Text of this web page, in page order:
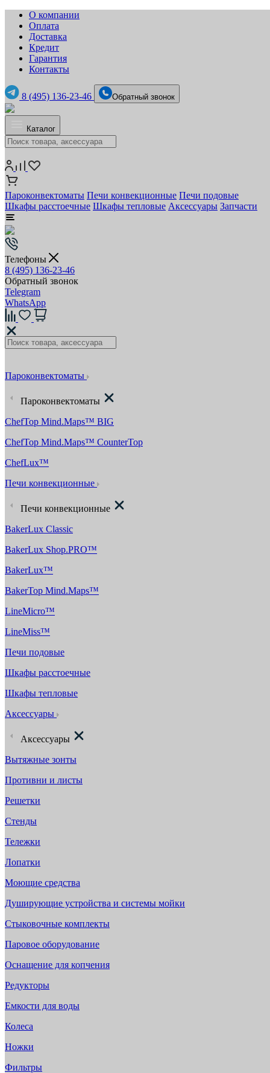
О компании
Оплата
Доставка
Кредит
Гарантия
Контакты
8 (495) 136-23-46 Обратный звонок
Каталог
Пароконвектоматы Печи конвекционные Печи подовые
Шкафы расстоечные Шкафы тепловые Аксессуары Запчасти
Телефоны
8 (495) 136-23-46
Обратный звонок
Telegram
WhatsApp
Пароконвектоматы
Пароконвектоматы
ChefTop Mind.Maps™ BIG
ChefTop Mind.Maps™ CounterTop
ChefLux™
Печи конвекционные
Печи конвекционные
BakerLux Classic
BakerLux Shop.PRO™
BakerLux™
BakerTop Mind.Maps™
LineMicro™
LineMiss™
Печи подовые
Шкафы расстоечные
Шкафы тепловые
Аксессуары
Аксессуары
Вытяжные зонты
Противни и листы
Решетки
Стенды
Тележки
Лопатки
Моющие средства
Душирующие устройства и системы мойки
Стыковочные комплекты
Паровое оборудование
Оснащение для копчения
Редукторы
Емкости для воды
Колеса
Ножки
Фильтры